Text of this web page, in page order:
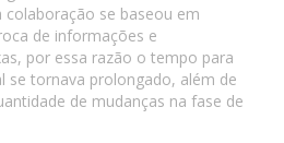
se baseou em
de informações e
por essa razão o tempo para
se tornava prolongado, além de
de mudanças na fase de